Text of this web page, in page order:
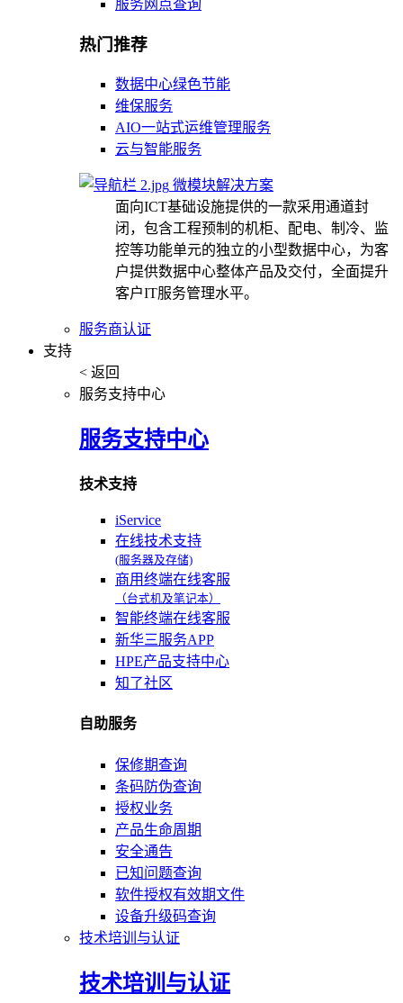
服务网点查询
热门推荐
数据中心绿色节能
维保服务
AIO一站式运维管理服务
云与智能服务
微模块解决方案
面向ICT基础设施提供的一款采用通道封
闭，包含工程预制的机柜、配电、制冷、监
控等功能单元的独立的小型数据中心，为客
户提供数据中心整体产品及交付，全面提升
客户IT服务管理水平。
服务商认证
支持
< 返回
服务支持中心
服务支持中心
技术支持
iService
在线技术支持
(服务器及存储)
商用终端在线客服
（台式机及笔记本）
智能终端在线客服
新华三服务APP
HPE产品支持中心
知了社区
自助服务
保修期查询
条码防伪查询
授权业务
产品生命周期
安全通告
已知问题查询
软件授权有效期文件
设备升级码查询
技术培训与认证
技术培训与认证